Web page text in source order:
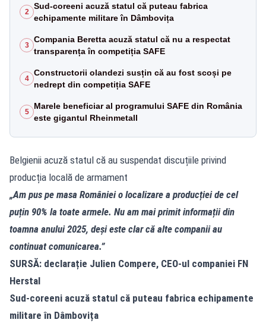
2
Sud-coreeni acuză statul că puteau fabrica
echipamente militare în Dâmbovița
3
Compania Beretta acuză statul că nu a respectat
transparența în competiția SAFE
4
Constructorii olandezi susțin că au fost scoși pe
nedrept din competiția SAFE
5
Marele beneficiar al programului SAFE din România
este gigantul Rheinmetall
Belgienii acuză statul că au suspendat discuțiile privind
producția locală de armament
„Am pus pe masa României o localizare a producției de cel
puțin 90% la toate armele. Nu am mai primit informații din
toamna anului 2025, deși este clar că alte companii au
continuat comunicarea.”
SURSĂ: declarație Julien Compere, CEO-ul companiei FN
Herstal
Sud-coreeni acuză statul că puteau fabrica echipamente
militare în Dâmbovița